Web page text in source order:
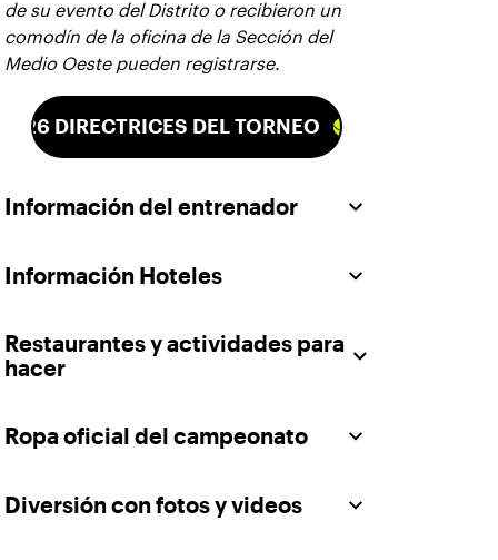
de su evento del Distrito o recibieron un
comodín de la oficina de la Sección del
Medio Oeste pueden registrarse.
DIRECTRICES DEL TORNEO
Información del entrenador
Información Hoteles
Restaurantes y actividades para
hacer
Ropa oficial del campeonato
Diversión con fotos y videos